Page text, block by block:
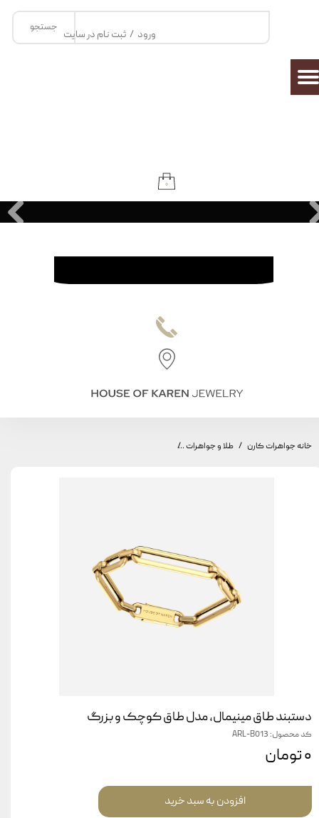
جستجو
۰
ورود / ثبت نام در سایت
تغییر گذر واژه
سفارشات
خانه جواهرات کارن طلا و جواهرات
دستبند طاق مینیمال، مدل طاق کوچک و بزرگ
کد محصول: ARL-B013
۰ تومان
افزودن به سبد خرید